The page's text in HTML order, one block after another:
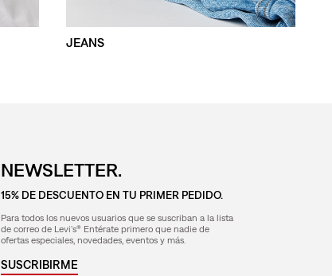
JEANS
NEWSLETTER.
15% DE DESCUENTO EN TU PRIMER PEDIDO.
Para todos los nuevos usuarios que se suscriban a la lista
de correo de Levi's® Entérate primero que nadie de
ofertas especiales, novedades, eventos y más.
SUSCRIBIRME